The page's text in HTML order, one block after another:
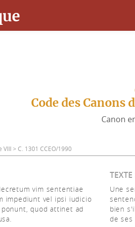
Code des Canons
Canon
> C. 1301 CCEO/1990
vim sententiae
impediunt vel ipsi iudicio
quod attinet ad
Une
bien
de